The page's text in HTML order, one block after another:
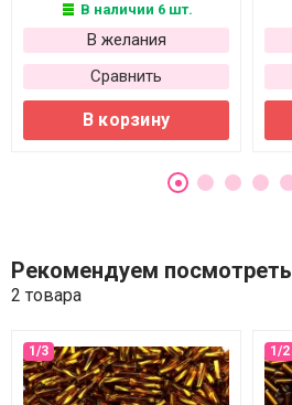
В наличии 6 шт.
В желания
Сравнить
В корзину
Рекомендуем посмотреть
2 товара